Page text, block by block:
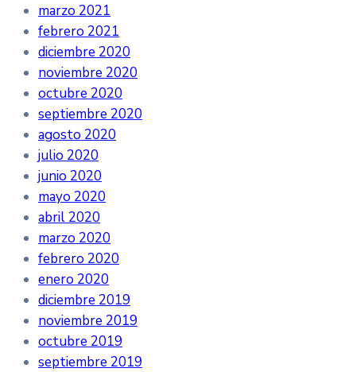
marzo 2021
febrero 2021
diciembre 2020
noviembre 2020
octubre 2020
septiembre 2020
agosto 2020
julio 2020
junio 2020
mayo 2020
abril 2020
marzo 2020
febrero 2020
enero 2020
diciembre 2019
noviembre 2019
octubre 2019
septiembre 2019